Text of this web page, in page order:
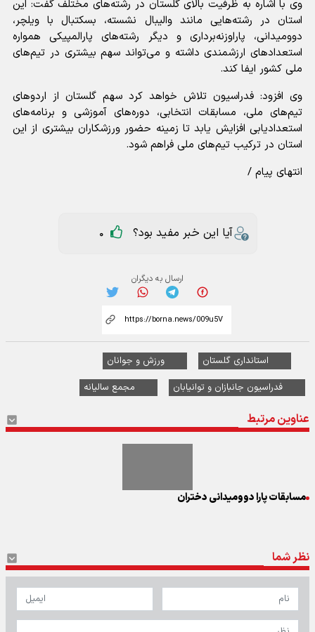
وی با اشاره به ظرفیت بالای گلستان در رشته‌های مختلف گفت: این
استان در رشته‌هایی مانند والیبال نشسته، بسکتبال با ویلچر،
دوومیدانی، پاراوزنه‌برداری و دیگر رشته‌های پارالمپیکی همواره
استعداد‌های ارزشمندی داشته و می‌تواند سهم بیشتری در تیم‌های
ملی کشور ایفا کند.
وی افزود: فدراسیون تلاش خواهد کرد سهم گلستان از اردو‌های
تیم‌های ملی، مسابقات انتخابی، دوره‌های آموزشی و برنامه‌های
استعدادیابی افزایش یابد تا زمینه حضور ورزشکاران بیشتری از این
استان در ترکیب تیم‌های ملی فراهم شود.
انتهای پیام /
آیا این خبر مفید بود؟ 0
ارسال به دیگران
استانداری گلستان
ورزش و جوانان
فدراسیون جانبازان و توانیابان
مجمع سالیانه
عناوین مرتبط
مسابقات پارا دوومیدانی دختران
نظر شما